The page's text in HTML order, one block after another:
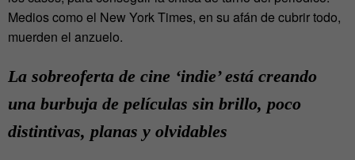
Medios como el New York Times, en su afán de cubrir todo,
muerden el anzuelo.
La sobreoferta de cine ‘indie’ está creando
una burbuja de películas sin brillo, poco
distintivas, planas y olvidables